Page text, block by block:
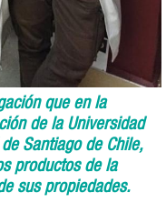
que en la
de la Universidad
Santiago de Chile,
productos de la
sus propiedades.